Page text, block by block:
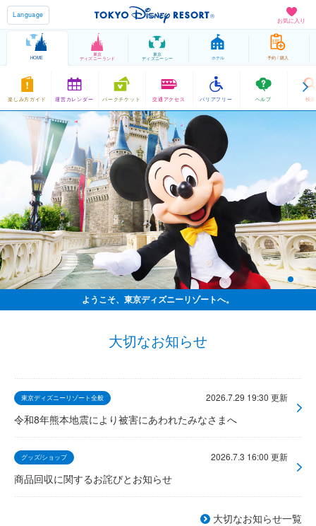
お気に入り
Language
HOME
東京
ディズニーランド
東京
ディズニーシー ホテル 予約 / 購入
楽しみ方ガイド 運営カレンダー パークチケット 交通アクセス バリアフリー ヘルプ 検索
ようこそ、東京ディズニーリゾートへ。
大切なお知らせ
東京ディズニーリゾート全般 2026.7.29 19:30 更新
令和8年熊本地震により被害にあわれたみなさまへ
グッズ/ショップ 2026.7.3 16:00 更新
商品回収に関するお詫びとお知らせ
大切なお知らせ一覧